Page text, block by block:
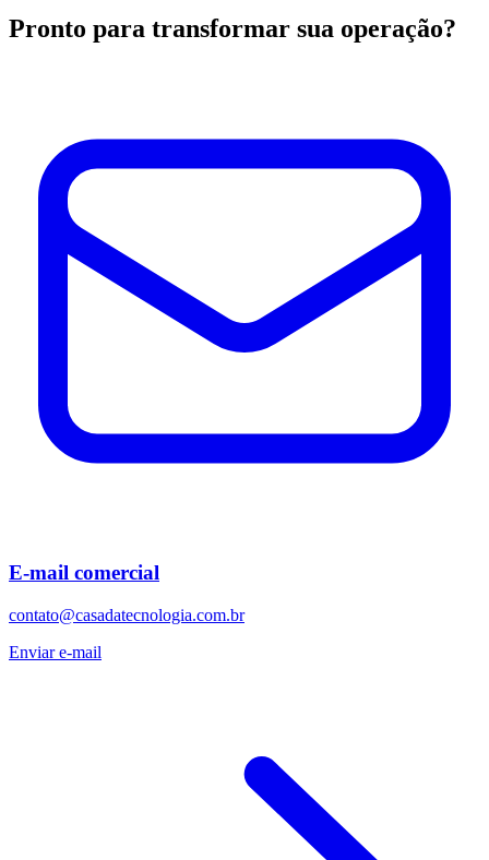
Pronto para transformar sua operação?
E-mail comercial
contato@casadatecnologia.com.br
Enviar e-mail